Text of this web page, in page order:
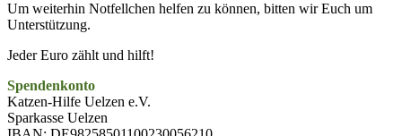
Um weiterhin Notfellchen helfen zu können, bitten wir Euch um
Unterstützung.
Jeder Euro zählt und hilft!
Spendenkonto
Katzen-Hilfe Uelzen e.V.
Sparkasse Uelzen